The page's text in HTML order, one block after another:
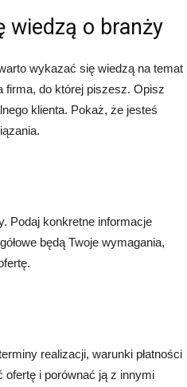
wiedzą o branży
wykazać się wiedzą na temat
firma, do której piszesz. Opisz
klienta. Pokaż, że jesteś
Podaj konkretne informacje
będą Twoje wymagania,
realizacji, warunki płatności
ofertę i porównać ją z innymi